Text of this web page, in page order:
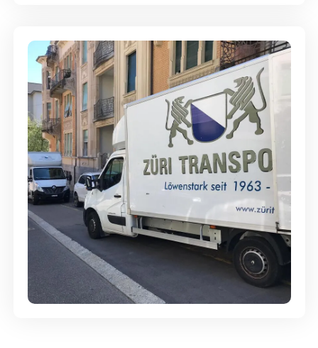
Günstige Umzüge - Hervorragender
Service